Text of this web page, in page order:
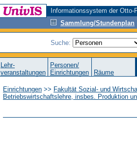
Informationssystem der
Sammlung/Stundenplan
Suche:
Lehr-
veranstaltungen
Personen/
Einrichtungen
Räume
Einrichtungen >> Fakultät Sozial- und
Betriebswirtschaftslehre, insbes. Produktion